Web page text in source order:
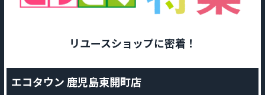
リユースショップに密着！
エコタウン 鹿児島東開町店